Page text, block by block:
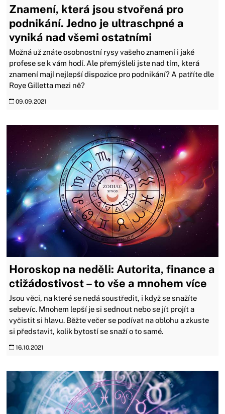
Znamení, která jsou stvořená pro
podnikání. Jedno je ultraschpné a
vyniká nad všemi ostatními
Možná už znáte osobnostní rysy vašeho znamení i jaké
profese se k vám hodí. Ale přemýšleli jste nad tím, která
znamení mají nejlepší dispozice pro podnikání? A patříte dle
Roye Gilletta mezi ně?
09.09.2021
Horoskop na neděli: Autorita, finance a
ctižádostivost – to vše a mnohem více
Jsou věci, na které se nedá soustředit, i když se snažíte
sebevíc. Mnohem lepší je si sednout nebo se jít projít a
vyčistit si hlavu. Běžte večer se podívat na oblohu a zkuste
si představit, kolik bytostí se snaží o to samé.
16.10.2021